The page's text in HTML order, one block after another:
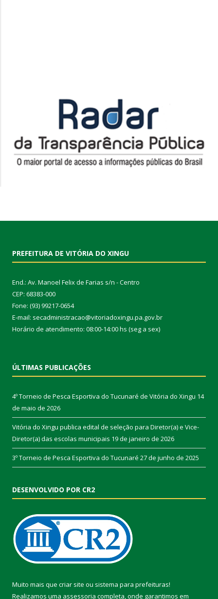
PREFEITURA DE VITÓRIA DO XINGU
End.: Av. Manoel Felix de Farias s/n - Centro
CEP: 68383-000
Fone: (93) 99217-0654
E-mail: secadministracao@vitoriadoxingu.pa.gov.br
Horário de atendimento: 08:00-14:00 hs (seg a sex)
ÚLTIMAS PUBLICAÇÕES
4º Torneio de Pesca Esportiva do Tucunaré de Vitória do Xingu 14
de maio de 2026
Vitória do Xingu publica edital de seleção para Diretor(a) e Vice-
Diretor(a) das escolas municipais 19 de janeiro de 2026
3º Torneio de Pesca Esportiva do Tucunaré 27 de junho de 2025
DESENVOLVIDO POR CR2
Muito mais que criar site ou sistema para prefeituras!
Realizamos uma assessoria completa, onde garantimos em